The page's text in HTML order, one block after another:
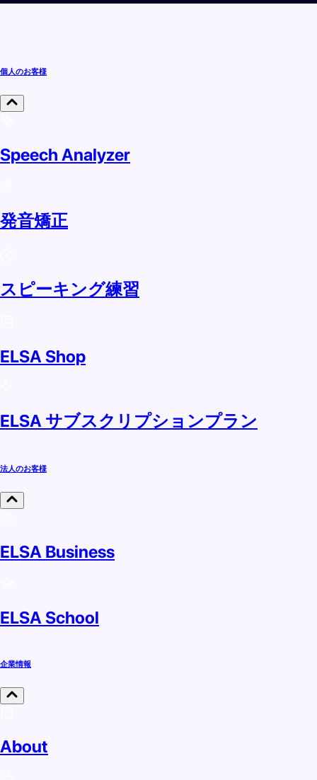
個人のお客様
Speech Analyzer
発音矯正
スピーキング練習
ELSA Shop
ELSA サブスクリプションプラン
法人のお客様
ELSA Business
ELSA School
企業情報
About